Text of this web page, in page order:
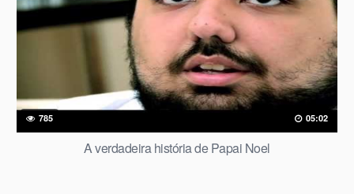
785 05:02
A verdadeira história de Papai Noel